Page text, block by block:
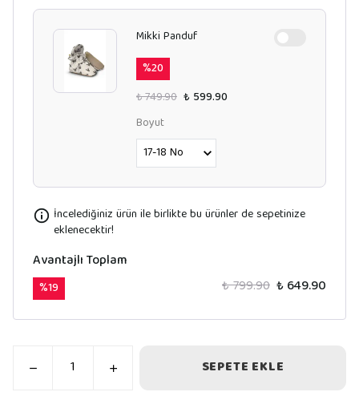
Mikki Panduf
%20
₺ 749.90 ₺ 599.90
Boyut
İncelediğiniz ürün ile birlikte bu ürünler de sepetinize
eklenecektir!
Avantajlı Toplam
%19 ₺ 799.90 ₺ 649.90
SEPETE EKLE